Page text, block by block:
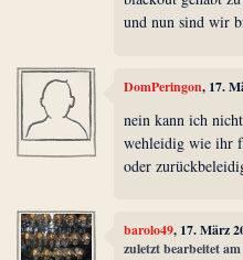
und nun sind wir
DomPeringon, 17.
nein kann ich
wehleidig wie ihr
oder
barolo49, 17. März
zuletzt bearbeitet